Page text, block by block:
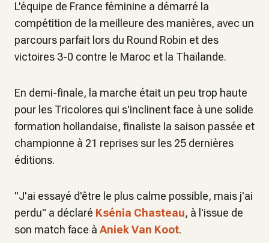
L'équipe de France féminine a démarré la
compétition de la meilleure des manières, avec un
parcours parfait lors du Round Robin et des
victoires 3-0 contre le Maroc et la Thaïlande.
En demi-finale, la marche était un peu trop haute
pour les Tricolores qui s'inclinent face à une solide
formation hollandaise, finaliste la saison passée et
championne à 21 reprises sur les 25 dernières
éditions.
"J'ai essayé d'être le plus calme possible, mais j'ai
perdu" a déclaré Ksénia Chasteau, à l'issue de
son match face à Aniek Van Koot.